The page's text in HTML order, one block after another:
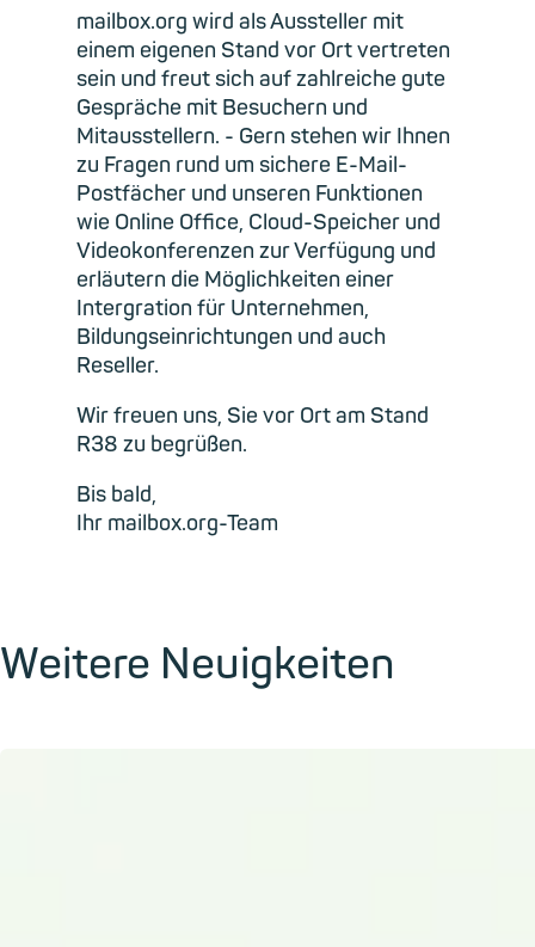
mailbox.org wird als Aussteller mit
einem eigenen Stand vor Ort vertreten
sein und freut sich auf zahlreiche gute
Gespräche mit Besuchern und
Mitausstellern. - Gern stehen wir Ihnen
zu Fragen rund um sichere E-Mail-
Postfächer und unseren Funktionen
wie Online Office, Cloud-Speicher und
Videokonferenzen zur Verfügung und
erläutern die Möglichkeiten einer
Intergration für Unternehmen,
Bildungseinrichtungen und auch
Reseller.
Wir freuen uns, Sie vor Ort am Stand
R38 zu begrüßen.
Bis bald,
Ihr mailbox.org-Team
Weitere Neuigkeiten